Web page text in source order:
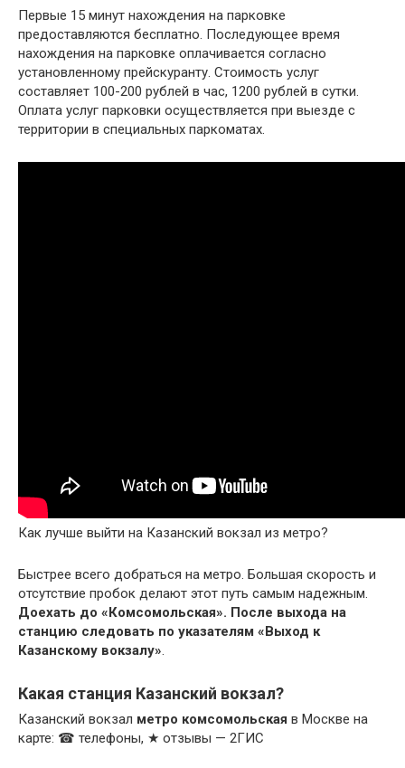
Первые 15 минут нахождения на парковке
предоставляются бесплатно. Последующее время
нахождения на парковке оплачивается согласно
установленному прейскуранту. Стоимость услуг
составляет 100-200 рублей в час, 1200 рублей в сутки.
Оплата услуг парковки осуществляется при выезде с
территории в специальных паркоматах.
Как лучше выйти на Казанский вокзал из метро?
Быстрее всего добраться на метро. Большая скорость и
отсутствие пробок делают этот путь самым надежным.
Доехать до «Комсомольская». После выхода на
станцию следовать по указателям «Выход к
Казанскому вокзалу».
Какая станция Казанский вокзал?
Казанский вокзал метро комсомольская в Москве на
карте: ☎ телефоны, ★ отзывы — 2ГИС